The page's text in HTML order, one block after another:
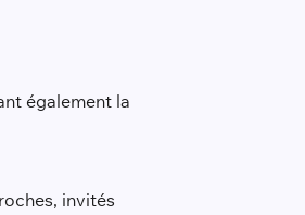
également la
invités